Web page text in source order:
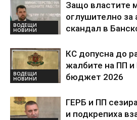
ВОДЕЩИ
НОВИНИ
Защо властите
оглушително за
скандал в
ВОДЕЩИ
НОВИНИ
КС допусна до
жалбите на ПП
бюджет 2026
ГЕРБ и ПП
и подкрепиха